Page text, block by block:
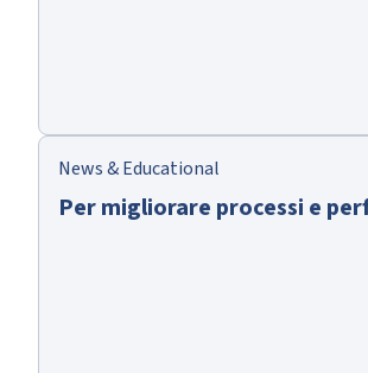
News & Educational
Per migliorare processi e